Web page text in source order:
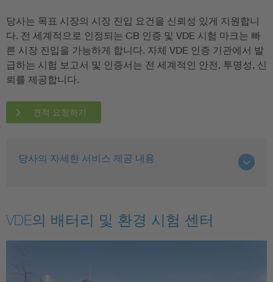
당사는 목표 시장의 시장 진입 요건을 신뢰성 있게 지원합니
다. 전 세계적으로 인정되는 CB 인증 및 VDE 시험 마크는 빠
른 시장 진입을 가능하게 합니다. 자체 VDE 인증 기관에서 발
급하는 시험 보고서 및 인증서는 전 세계적인 안전, 투명성, 신
뢰를 제공합니다.
견적 요청하기
당사의 자세한 서비스 제공 내용
VDE의 배터리 및 환경 시험 센터